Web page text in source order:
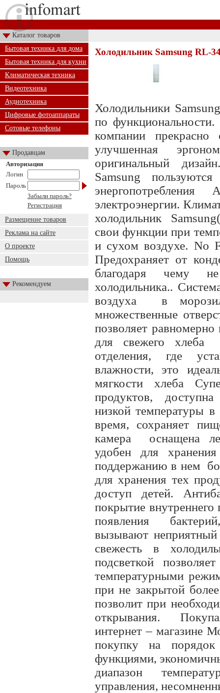
Каталог товаров
Бытовая техника для дома
Бытовая техника для кухни
Климатическая техника
Видеотехника
Аудиотехника
Цифровые фотоаппараты
Сотовые телефоны
Продавцам
Авторизация
Логин
Пароль
Забыли пароль?
Регистрация
Размещение товаров
Реклама на сайте
О проекте
Помощь
Рекомендуем
Холодильник Samsung RL-
Холодильники
по
компании прекрасно
улучшенная
оригинальный
Samsung
электроэнергии.
холодильник
свои функции при
и сухом воздухе. No
Предохраняет от
благодаря чему
холодильника..
воздуха в
множественные
позволяет
для свежего хлеба
отделения, где
влажности, это
мягкости хлеба
продуктов,
низкой температуры
время, сохраняет
камера оснащена
удобен для
поддержанию в нем
для хранения тех
доступ детей.
покрытие
появления
вызывают неприятный
свежесть в
подсветкой
температурными
при не закрытой
позволит при
открывания.
интернет – магазине
покупку на
функциями,
диапазон
управления,